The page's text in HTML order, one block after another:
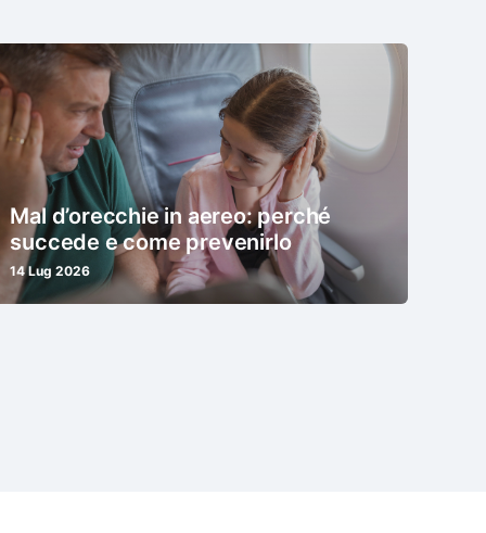
Mal d’orecchie in aereo: perché
succede e come prevenirlo
14 Lug 2026